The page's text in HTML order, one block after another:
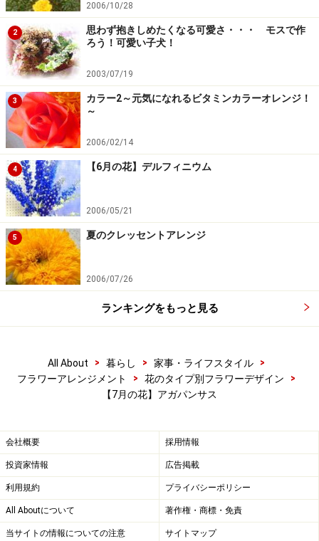
2006/10/28
2
思わず抱きしめたくなる可愛さ・・・ モスで作
ろう！可愛い子犬！
2003/07/19
3
カラー2～元気になれるビタミンカラーオレンジ！
～
2006/02/14
4 【6月の花】デルフィニウム
2006/05/21
5 夏のクレッセントアレンジ
2006/07/26
ランキングをもっと見る
All About > 暮らし > 家事・ライフスタイル
>
フラワーアレンジメント
> 花のタイプ別フラワーデザイン
>
【7月の花】アガパンサス
会社概要 採用情報
投資家情報 広告掲載
利用規約 プライバシーポリシー
All Aboutについて 著作権・商標・免責
当サイトの情報についての注意 サイトマップ